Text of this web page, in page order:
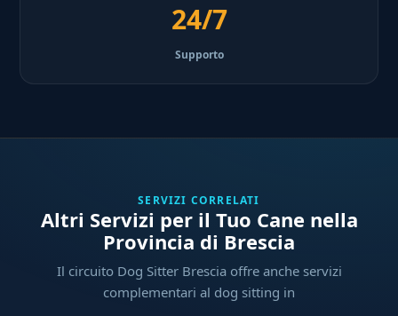
24/7
Supporto
SERVIZI CORRELATI
Altri Servizi per il Tuo Cane nella
Provincia di Brescia
Il circuito Dog Sitter Brescia offre anche servizi
complementari al dog sitting in